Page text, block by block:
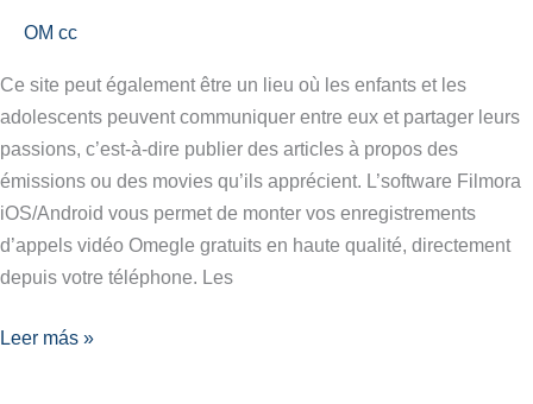
OM cc
Ce site peut également être un lieu où les enfants et les
adolescents peuvent communiquer entre eux et partager leurs
passions, c’est-à-dire publier des articles à propos des
émissions ou des movies qu’ils apprécient. L’software Filmora
iOS/Android vous permet de monter vos enregistrements
d’appels vidéo Omegle gratuits en haute qualité, directement
depuis votre téléphone. Les
Rencontre
Gratuit
Sans
Inscription
,
Chat
Gratuit
Leer más »